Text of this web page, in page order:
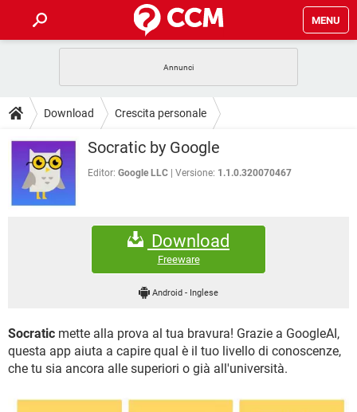
MENU
INTRATTENIMENTO ANDROID
iOS WINDOWS 10
INSTAGRAM WHATSAPP
TIKTOK
GUIDE
COVID-19 GAMING
INTRATTENIMENTO ANDROID
iOS
FACEBOOK
DOWNLOAD
COVID-19 GAMING
INTRATTENIMENTO
WINDOWS 10
WHATSAPP
FORUM
ANDROID
WINDOWS 10
WHATSAPP
HARDWARE
GAMING
INSTAGRAM WHATSAPP
TIKTOK FACEBOOK
Download Crescita personale
Socratic by Google
Editor: Google LLC Versione: 1.1.0.320070467
Download
Freeware
Android- Inglese
Socratic mette alla prova al tua bravura! Grazie a GoogleAI,
questa app aiuta a capire qual è il tuo livello di conoscenze,
che tu sia ancora alle superiori o già all'università.